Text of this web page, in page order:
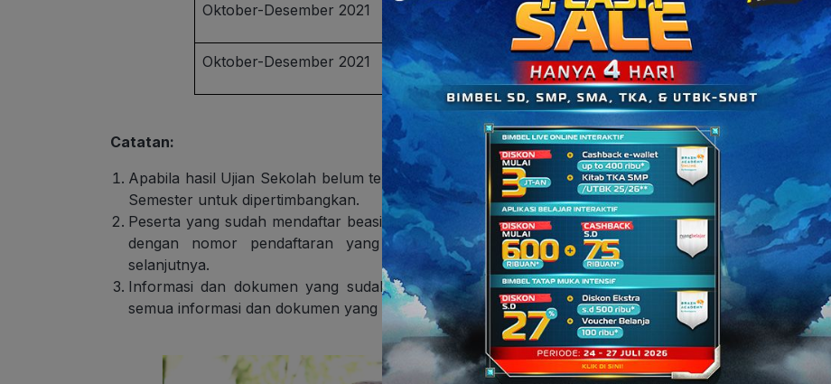
Oktober-Desember 2021 Pemberian Beasiswa
Oktober-Desember 2021 Tiba di Singapura
Catatan:
Apabila hasil Ujian Sekolah belum tersedia, kamu bisa mengirimkan hasil Penilaian Tengah
Semester untuk dipertimbangkan.
Peserta yang sudah mendaftar beasiswa secara online akan mendapatkan pemberitahuan
dengan nomor pendaftaran yang bisa digunakan untuk keperluan proses seleksi
selanjutnya.
Informasi dan dokumen yang sudah dikirimkan tidak dapat diubah. Pastikan kebenaran
semua informasi dan dokumen yang diberikan sebelum mendaftar.